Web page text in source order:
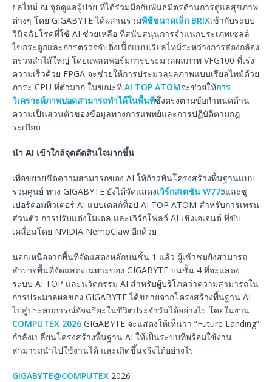
ยลไทม์ ณ จุดดูแลผู้ป่วย ที่ได้ร่วมมือกับพันธมิตรด้านการดูแลสุขภาพ
ต่างๆ โดย GIGABYTE ได้ผสานรวมพีซีขนาดเล็ก BRIXเข้ากับระบบ
วินิจฉัยโรคที่ใช้ AI ช่วยเหลือ ที่สนับสนุนการจำแนกประเภทเซลล์
ไขกระดูกและการตรวจจับติ่งเนื้อแบบเรียลไทม์ระหว่างการส่องกล้อง
ตรวจลำไส้ใหญ่ โดยแพลตฟอร์มการประมวลผลภาพ VFG100 ที่เร่ง
ความเร็วด้วย FPGA จะช่วยให้การประมวลผลภาพแบบเรียลไทม์ด้วย
ภาระ CPU ที่ต่ำมาก ในขณะที่ AI TOP ATOMจะช่วยให้การ
วิเคราะห์ภาพปอดสามารถทำได้ในพื้นที่ซึ่งตรงตามข้อกำหนดด้าน
ความเป็นส่วนตัวของข้อมูลทางการแพทย์และการปฏิบัติตามกฎ
ระเบียบ
นำ AI เข้าใกล้จุดตัดสินใจมากขึ้น
เพื่อขยายขีดความสามารถของ AI ให้ก้าวพ้นโครงสร้างพื้นฐานแบบ
รวมศูนย์ ทาง GIGABYTE ยังได้จัดแสดงเวิร์กสเตชัน W775และซู
เปอร์คอมพิวเตอร์ AI แบบเดสก์ท็อป AI TOP ATOM สำหรับการเทรน
ส่วนตัว การปรับแต่งโมเดล และเวิร์กโฟลว์ AI เชิงเอเจนต์ ที่ขับ
เคลื่อนโดย NVIDIA NemoClaw อีกด้วย
นอกเหนือจากพื้นที่จัดแสดงหลักบนชั้น 1 แล้ว ผู้เข้าชมยังสามารถ
สำรวจพื้นที่จัดแสดงเฉพาะของ GIGABYTE บนชั้น 4 ที่จะแสดง
ระบบ AI TOP และนวัตกรรม AI สำหรับผู้บริโภคว่าความสามารถใน
การประมวลผลของ GIGABYTE ได้ขยายจากโครงสร้างพื้นฐาน AI
ไปสู่ประสบการณ์อัจฉริยะในชีวิตประจำวันได้อย่างไร โดยในงาน
COMPUTEX 2026 GIGABYTE จะแสดงให้เห็นว่า “Future Landing”
กำลังเปลี่ยนโครงสร้างพื้นฐาน AI ให้เป็นระบบที่พร้อมใช้งาน
สามารถนำไปใช้งานได้ และเกิดขึ้นจริงได้อย่างไร
GIGABYTE@COMPUTEX 2026